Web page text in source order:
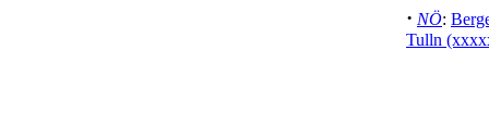
· NÖ:
Tulln